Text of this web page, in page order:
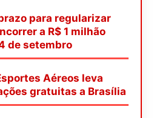
para regularizar
a R$ 1 milhão
de setembro
Aéreos leva
gratuitas a Brasília